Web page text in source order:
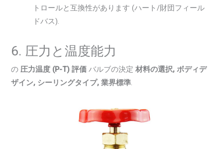
トロールと互換性があります (ハート/財団フィール
ドバス).
6. 圧力と温度能力
の圧力温度 (P-T) 評価 バルブの決定材料の選択, ボディデ
ザイン, シーリングタイプ, 業界標準.